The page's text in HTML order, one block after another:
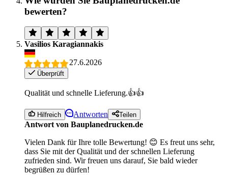
bewerten?
Vasilios Karagiannakis
27.6.2026
Überprüft
Qualität und schnelle Lieferung.👍👍
Hilfreich Antworten Teilen
Antwort von Bauplanedrucken.de
Vielen Dank für Ihre tolle Bewertung! 😊 Es freut uns sehr,
dass Sie mit der Qualität und der schnellen Lieferung
zufrieden sind. Wir freuen uns darauf, Sie bald wieder
begrüßen zu dürfen!